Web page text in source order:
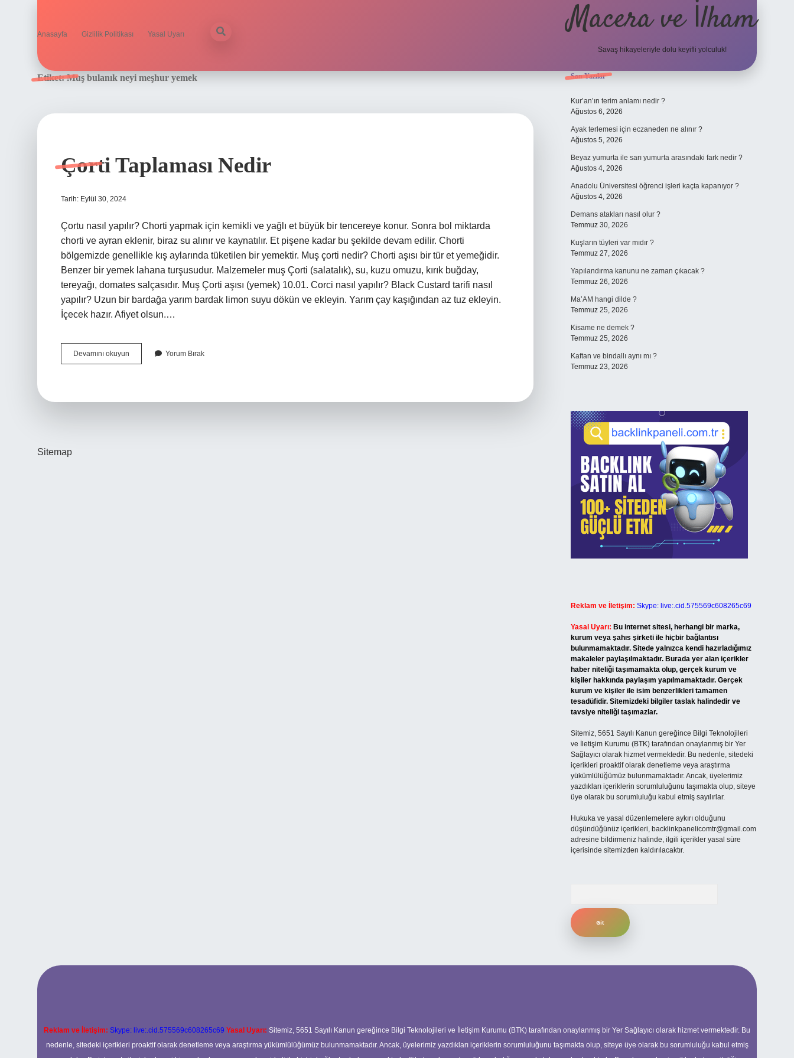
Anasayfa Gizlilik Politikası Yasal Uyarı Macera ve İlham
Savaş hikayeleriyle dolu keyifli yolculuk!
Etiket:Muş bulanık neyi meşhur yemek
Çorti Taplaması Nedir
Tarih: Eylül 30, 2024
Çortu nasıl yapılır? Chorti yapmak için kemikli ve yağlı et büyük bir tencereye konur. Sonra bol miktarda
chorti ve ayran eklenir, biraz su alınır ve kaynatılır. Et pişene kadar bu şekilde devam edilir. Chorti
bölgemizde genellikle kış aylarında tüketilen bir yemektir. Muş çorti nedir? Chorti aşısı bir tür et yemeğidir.
Benzer bir yemek lahana turşusudur. Malzemeler muş Çorti (salatalık), su, kuzu omuzu, kırık buğday,
tereyağı, domates salçasıdır. Muş Çorti aşısı (yemek) 10.01. Corci nasıl yapılır? Black Custard tarifi nasıl
yapılır? Uzun bir bardağa yarım bardak limon suyu dökün ve ekleyin. Yarım çay kaşığından az tuz ekleyin.
İçecek hazır. Afiyet olsun.…
Devamını okuyun
Taplaması
Yorum Bırak
Sitemap
Sidebar
Son Yazılar
Kur’an’ın terim anlamı nedir ?
Ağustos 6, 2026
Ayak terlemesi için eczaneden ne alınır ?
Ağustos 5, 2026
Beyaz yumurta ile sarı yumurta arasındaki fark nedir ?
Ağustos 4, 2026
Anadolu Üniversitesi öğrenci işleri kaçta kapanıyor ?
Ağustos 4, 2026
Demans atakları nasıl olur ?
Temmuz 30, 2026
Kuşların tüyleri var mıdır ?
Temmuz 27, 2026
Yapılandırma kanunu ne zaman çıkacak ?
Temmuz 26, 2026
Ma’AM hangi dilde ?
Temmuz 25, 2026
Kisame ne demek ?
Temmuz 25, 2026
Kaftan ve bindallı aynı mı ?
Temmuz 23, 2026
Reklam ve İletişim: Skype: live:.cid.575569c608265c69
Yasal Uyarı: Bu internet sitesi, herhangi bir marka,
kurum veya şahıs şirketi ile hiçbir bağlantısı
bulunmamaktadır. Sitede yalnızca kendi hazırladığımız
makaleler paylaşılmaktadır. Burada yer alan içerikler
haber niteliği taşımamakta olup, gerçek kurum ve
kişiler hakkında paylaşım yapılmamaktadır. Gerçek
kurum ve kişiler ile isim benzerlikleri tamamen
tesadüfidir. Sitemizdeki bilgiler taslak halindedir ve
tavsiye niteliği taşımazlar.
Sitemiz, 5651 Sayılı Kanun gereğince Bilgi Teknolojileri
ve İletişim Kurumu (BTK) tarafından onaylanmış bir Yer
Sağlayıcı olarak hizmet vermektedir. Bu nedenle, sitedeki
içerikleri proaktif olarak denetleme veya araştırma
yükümlülüğümüz bulunmamaktadır. Ancak, üyelerimiz
yazdıkları içeriklerin sorumluluğunu taşımakta olup, siteye
üye olarak bu sorumluluğu kabul etmiş sayılırlar.
Hukuka ve yasal düzenlemelere aykırı olduğunu
düşündüğünüz içerikleri, backlinkpanelicomtr@gmail.com
adresine bildirmeniz halinde, ilgili içerikler yasal süre
içerisinde sitemizden kaldırılacaktır.
Reklam ve İletişim: Skype: live:.cid.575569c608265c69 Yasal Uyarı: Sitemiz, 5651 Sayılı Kanun gereğince Bilgi Teknolojileri ve İletişim Kurumu (BTK) tarafından onaylanmış bir Yer Sağlayıcı olarak hizmet vermektedir. Bu
nedenle, sitedeki içerikleri proaktif olarak denetleme veya araştırma yükümlülüğümüz bulunmamaktadır. Ancak, üyelerimiz yazdıkları içeriklerin sorumluluğunu taşımakta olup, siteye üye olarak bu sorumluluğu kabul etmiş